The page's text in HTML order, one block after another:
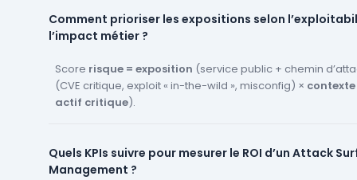
Comment prioriser les expositions selon
l’impact métier ?
Score risque = exposition (service public + chemin
(CVE critique, exploit « in-the-wild », misconfig) × contexte
actif critique).
Quels KPIs suivre pour mesurer le ROI d’un Attack
Management ?